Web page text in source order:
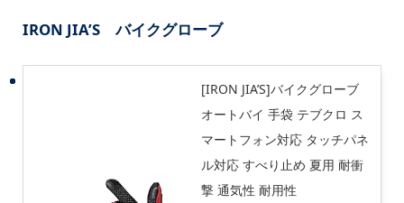
IRON JIA’S バイクグローブ
[IRON JIA’S]バイクグローブ
オートバイ 手袋 テブクロ ス
マートフォン対応 タッチパネ
ル対応 すべり止め 夏用 耐衝
撃 通気性 耐用性